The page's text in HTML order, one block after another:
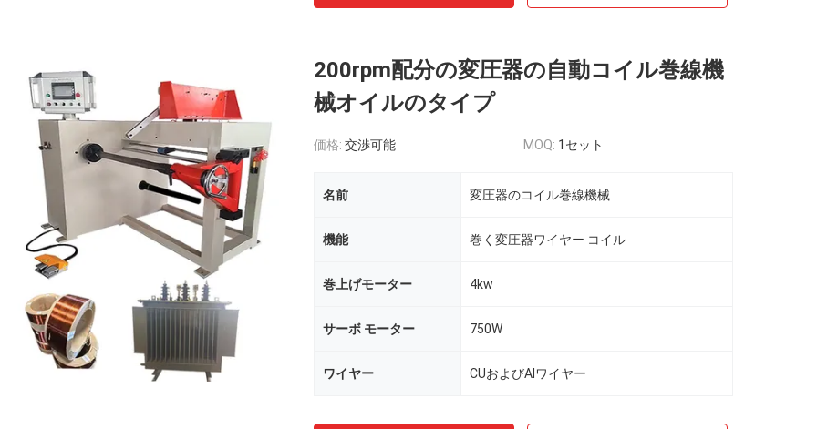
200rpm配分の変圧器の自動コイル巻線機
械オイルのタイプ
価格: 交渉可能 MOQ: 1セット
名前 変圧器のコイル巻線機械
機能 巻く変圧器ワイヤー コイル
巻上げモーター 4kw
サーボ モーター 750W
ワイヤー CUおよびAlワイヤー